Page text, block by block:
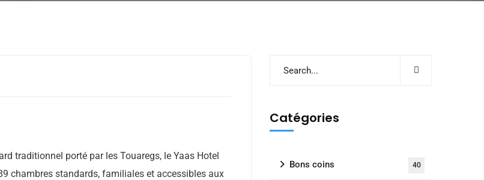
traditionnel porté par les Touaregs, le Yaas Hotel
chambres standards, familiales et accessibles aux
Catégories
Bons coins 40